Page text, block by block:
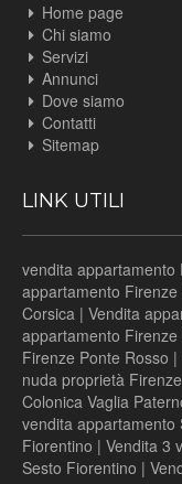
Home page
Chi siamo
Servizi
Annunci
Dove siamo
Contatti
Sitemap
LINK UTILI
vendita appartamento
appartamento Firenze
Corsica | Vendita
appartamento Firenze
Firenze Ponte Rosso |
nuda proprietà Firenze
Colonica Vaglia
vendita appartamento
Fiorentino | Vendita 3
Sesto Fiorentino |